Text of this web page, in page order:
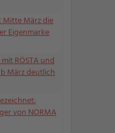
Mitte März die
Eigenmarke
RÖSTA und
März deutlich
von NORMA